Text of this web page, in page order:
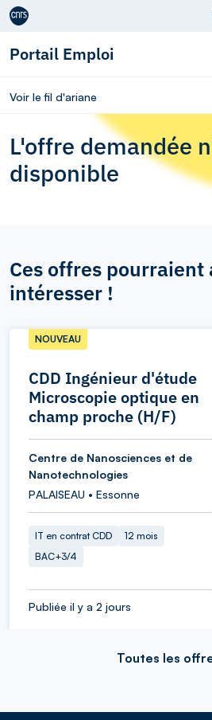
Aller au contenu
Portail Emploi
Voir le fil d'ariane
L'offre demandée
disponible
Ces offres pourraient
intéresser !
CDD Ingénieur d'étude
Microscopie optique en
champ proche (H/F)
NOUVEAU
Centre de Nanosciences et de
Nanotechnologies
PALAISEAU • Essonne
IT en contrat CDD
12 mois
BAC+3/4
Publiée il y a 2 jours
Toutes les